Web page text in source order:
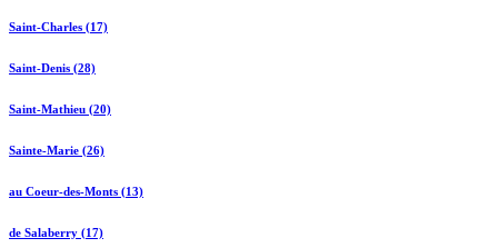
Saint-Charles (17)
Saint-Denis (28)
Saint-Mathieu (20)
Sainte-Marie (26)
au Coeur-des-Monts (13)
de Salaberry (17)